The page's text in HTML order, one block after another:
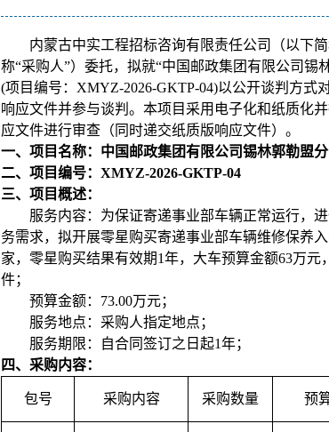
内蒙古中实工程招标咨询有限责任公司（以下
称“采购人”）委托，拟就“中国邮政集团有限公司
(项目编号：XMYZ-2026-GKTP-04)以公开谈判方
响应文件并参与谈判。本项目采用电子化和纸质化
应文件进行审查（同时递交纸质版响应文件）。
一、项目名称：中国邮政集团有限公司锡林郭勒盟
二、项目编号：XMYZ-2026-GKTP-04
三、项目概述：
服务内容：为保证寄递事业部车辆正常运行，
务需求，拟开展零星购买寄递事业部车辆维修保养
家，零星购买结果有效期1年，大车预算金额63万
件；
预算金额：73.00万元；
服务地点：采购人指定地点；
服务期限：自合同签订之日起1年；
四、采购内容：
包号 采购内容 采购数量 预